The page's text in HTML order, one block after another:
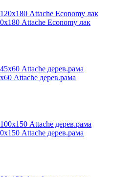
Attache Economy лак
Attache дерев.рама
Attache дерев.рама